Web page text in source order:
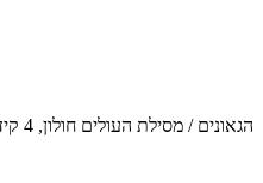
הגאונים / מסילת העולים חולון, 4 קידוחי פיאזומטר בעומקים 25-29 מטר